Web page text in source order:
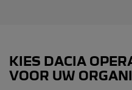
KIES DACIA
VOOR UW